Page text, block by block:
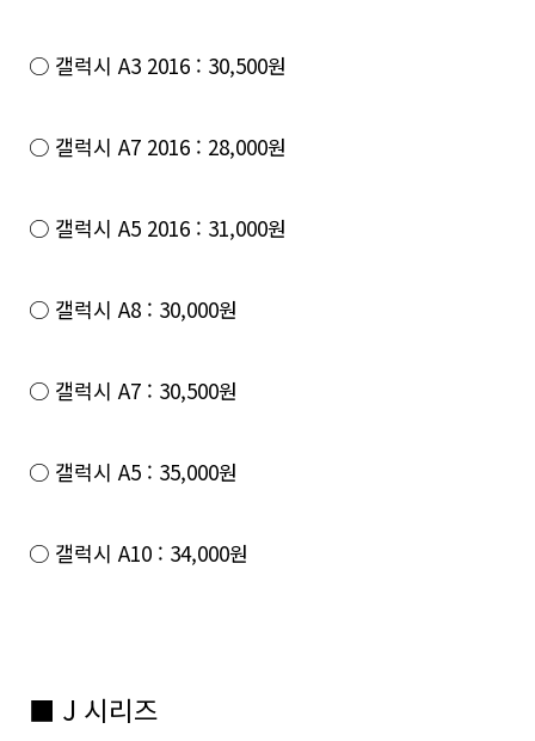
○ 갤럭시 A3 2016 : 30,500원
○ 갤럭시 A7 2016 : 28,000원
○ 갤럭시 A5 2016 : 31,000원
○ 갤럭시 A8 : 30,000원
○ 갤럭시 A7 : 30,500원
○ 갤럭시 A5 : 35,000원
○ 갤럭시 A10 : 34,000원
■ J 시리즈